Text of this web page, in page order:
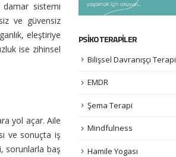
damar sistemi
ve güvensiz
eleştiriye
ise zihinsel
yol açar. Aile
ve sonuçta iş
sorunlarla baş
PSİKOTERAPİLER
Bilişsel Davranışçı Terapi
EMDR
Şema Terapi
Mindfulness
Hamile Yogası